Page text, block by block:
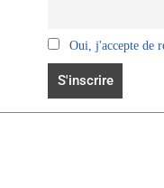
Oui, j'accepte de